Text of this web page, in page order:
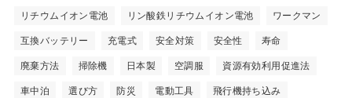
リチウムイオン電池 リン酸鉄リチウムイオン電池 ワークマン
互換バッテリー 充電式 安全対策 安全性 寿命
廃棄方法 掃除機 日本製 空調服 資源有効利用促進法
車中泊 選び方 防災 電動工具 飛行機持ち込み